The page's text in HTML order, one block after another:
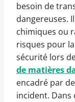
besoin de
dangereuses.
chimiques ou
risques pour
sécurité lors
de matières
encadré par
incident. Dans